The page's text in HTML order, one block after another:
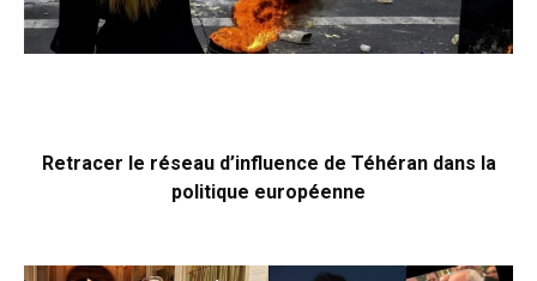
Retracer le réseau d’influence de Téhéran dans la
politique européenne